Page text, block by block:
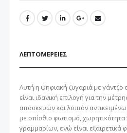
ΛΕΠΤΟΜΈΡΕΙΕΣ
Αυτή η ψηφιακή ζυγαριά με
είναι ιδανική επιλογή για την
αποσκευών και λοιπόν
με οπίσθιο φωτισμό, χωρητικότητα
γραμμαρίων, ενώ είναι εξαιρετικά